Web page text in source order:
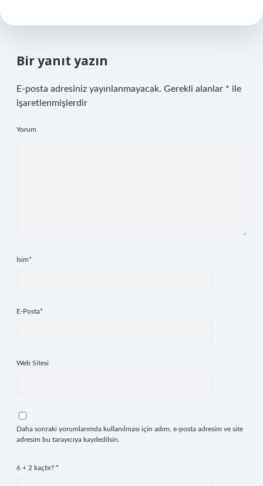
Bir yanıt yazın
E-posta adresiniz yayınlanmayacak. Gerekli alanlar * ile
işaretlenmişlerdir
Yorum
İsim*
E-Posta*
Web Sitesi
Daha sonraki yorumlarımda kullanılması için adım, e-posta adresim ve site
adresim bu tarayıcıya kaydedilsin.
6 + 2 kaçtır? *